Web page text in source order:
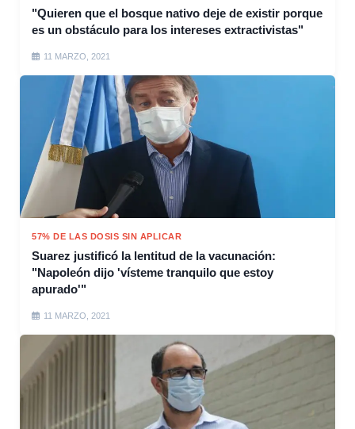
"Quieren que el bosque nativo deje de existir porque
es un obstáculo para los intereses extractivistas"
11 MARZO, 2021
57% DE LAS DOSIS SIN APLICAR
Suarez justificó la lentitud de la vacunación:
"Napoleón dijo 'vísteme tranquilo que estoy
apurado'"
11 MARZO, 2021